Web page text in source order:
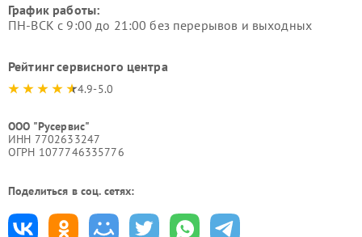
График работы:
ПН-ВСК с 9:00 до 21:00 без перерывов и выходных
Рейтинг сервисного центра
4.9-5.0
ООО "Русервис"
ИНН 7702633247
ОГРН 1077746335776
Поделиться в соц. сетях: